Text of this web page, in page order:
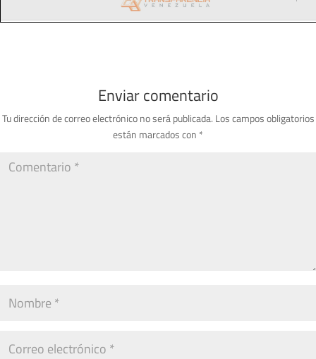
Enviar comentario
Tu dirección de correo electrónico no será publicada. Los campos obligatorios
están marcados con *